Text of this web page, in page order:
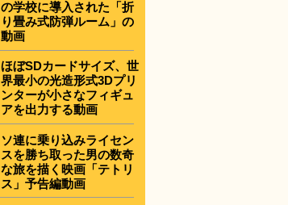
の学校に導入された「折
り畳み式防弾ルーム」の
動画
ほぼSDカードサイズ、世
界最小の光造形式3Dプリ
ンターが小さなフィギュ
アを出力する動画
ソ連に乗り込みライセン
スを勝ち取った男の数奇
な旅を描く映画「テトリ
ス」予告編動画